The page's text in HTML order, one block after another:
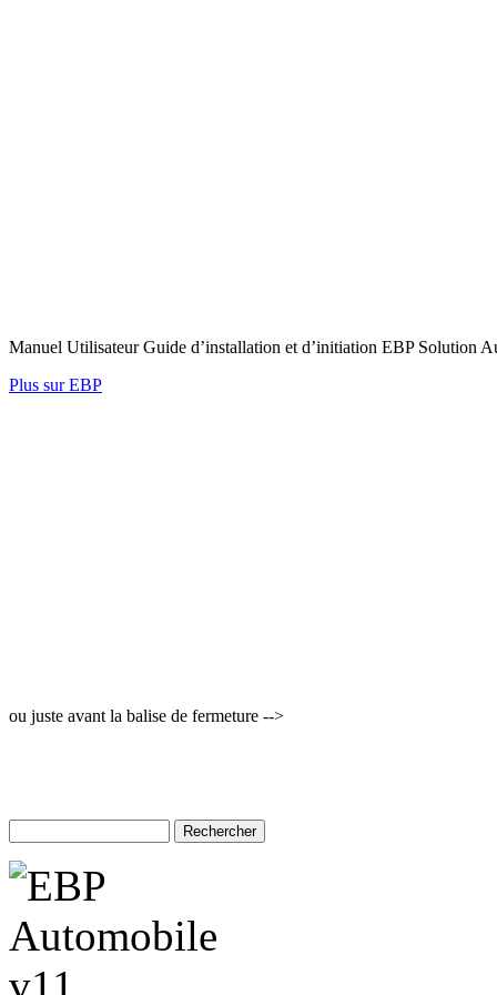
Manuel Utilisateur Guide d’installation et d’initiation EBP Solution
Plus sur EBP
ou juste avant la balise de fermeture -->